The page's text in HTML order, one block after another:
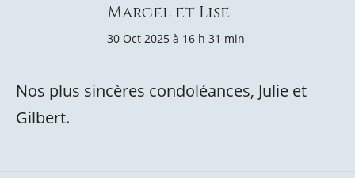
Marcel et Lise
30 Oct 2025 à 16 h 31 min
Nos plus sincères condoléances, Julie et
Gilbert.